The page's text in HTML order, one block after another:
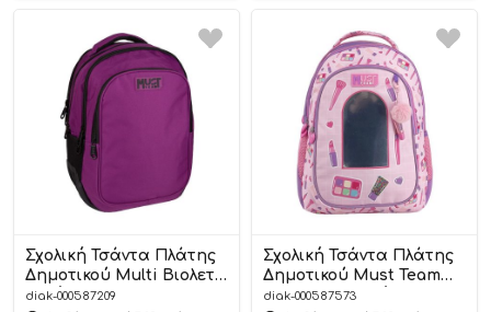
Σχολική Τσάντα Πλάτης
Δημοτικού Multi Βιολετί
4 Θήκες (32x26x43cm)
diak-000587209
Σχολική Τσάντα Πλάτης
Δημοτικού Must Team
Cosmetics 3 Θήκες
diak-000587573